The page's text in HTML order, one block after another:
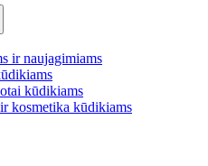
ir naujagimiams
kūdikiams
kosmetika kūdikiams